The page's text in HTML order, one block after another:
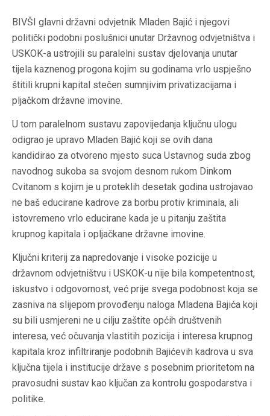
BIVŠI glavni državni odvjetnik Mladen Bajić i njegovi
politički podobni poslušnici unutar Državnog odvjetništva i
USKOK-a ustrojili su paralelni sustav djelovanja unutar
tijela kaznenog progona kojim su godinama vrlo uspješno
štitili krupni kapital stečen sumnjivim privatizacijama i
pljačkom državne imovine.
U tom paralelnom sustavu zapovijedanja ključnu ulogu
odigrao je upravo Mladen Bajić koji se ovih dana
kandidirao za otvoreno mjesto suca Ustavnog suda zbog
navodnog sukoba sa svojom desnom rukom Dinkom
Cvitanom s kojim je u proteklih desetak godina ustrojavao
ne baš educirane kadrove za borbu protiv kriminala, ali
istovremeno vrlo educirane kada je u pitanju zaštita
krupnog kapitala i opljačkane državne imovine.
Ključni kriterij za napredovanje i visoke pozicije u
državnom odvjetništvu i USKOK-u nije bila kompetentnost,
iskustvo i odgovornost, već prije svega podobnost koja se
zasniva na slijepom provođenju naloga Mladena Bajića koji
su bili usmjereni ne u cilju zaštite općih društvenih
interesa, već očuvanja vlastitih pozicija i interesa krupnog
kapitala kroz infiltriranje podobnih Bajićevih kadrova u sva
ključna tijela i institucije države s posebnim prioritetom na
pravosudni sustav kao ključan za kontrolu gospodarstva i
politike.